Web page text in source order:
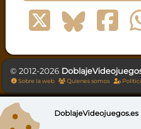
© 2012-2026
Sobre la web Quienes somos